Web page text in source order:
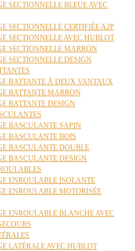
SECTIONNELLE BLEUE AVEC
SECTIONNELLE CERTIFIÉE A2P
SECTIONNELLE AVEC HUBLOT
SECTIONNELLE MARRON
SECTIONNELLE DESIGN
BATTANTE À DEUX VANTAUX
BATTANTE MARRON
BATTANTE DESIGN
BASCULANTE SAPIN
BASCULANTE BOIS
BASCULANTE DOUBLE
BASCULANTE DESIGN
ENROULABLE ISOLANTE
ENROULABLE MOTORISÉE
ENROULABLE BLANCHE AVEC
LATÉRALE AVEC HUBLOT